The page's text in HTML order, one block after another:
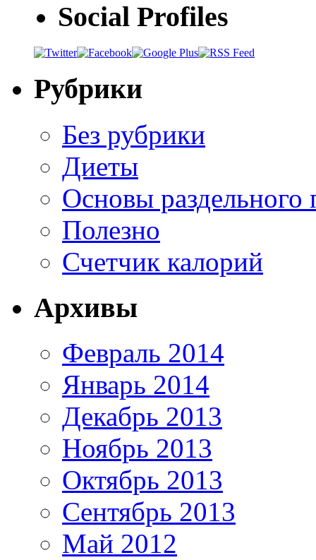
Social Profiles
Рубрики
Без рубрики
Диеты
Основы раздельного
Полезно
Счетчик калорий
Архивы
Февраль 2014
Январь 2014
Декабрь 2013
Ноябрь 2013
Октябрь 2013
Сентябрь 2013
Май 2012